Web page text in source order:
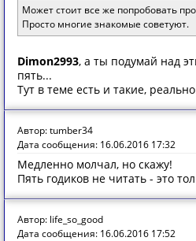
Может стоит все же попробовать
Просто многие знакомые советуют.
Dimon2993, а ты подумай над
пять...
Тут в теме есть и такие,
Автор: tumber34
Дата сообщения: 16.06.2016 17:32
Медленно молчал, но скажу!
Пять годиков не читать - это
Автор: life_so_good
Дата сообщения: 16.06.2016 17:52